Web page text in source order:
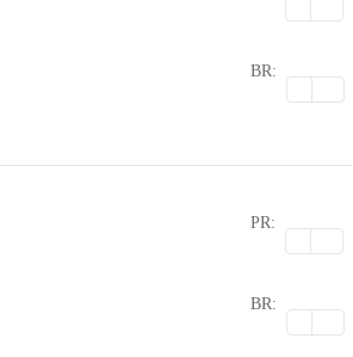
BR:
PR:
BR: